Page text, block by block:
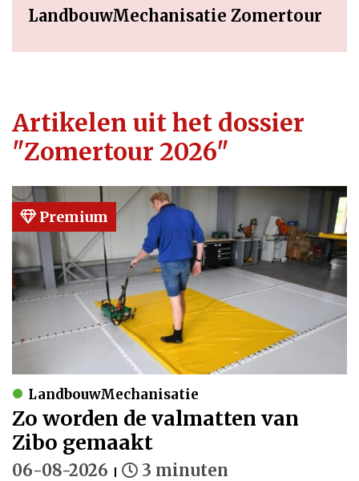
LandbouwMechanisatie Zomertour
Artikelen uit het dossier
"Zomertour 2026"
Premium
LandbouwMechanisatie
Zo worden de valmatten van
Zibo gemaakt
06-08-2026 3 minuten